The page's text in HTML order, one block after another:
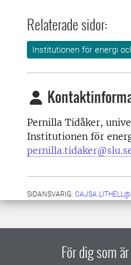
Relaterade sidor:
Institutionen för energi
Pernilla Tidåker,
Institutionen för
SIDANSVARIG:
För dig som är